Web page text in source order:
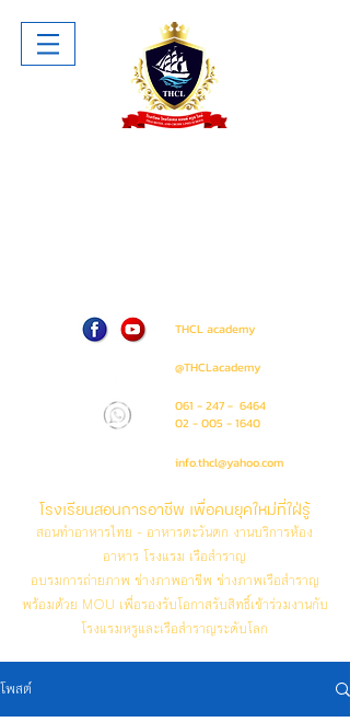
THCL academy
@THCLacademy
061 - 247 - 6464
02 - 005 - 1640
info.thcl@yahoo.com
โรงเรียนสอนการอาชีพ เพื่อคนยุคใหม่ที่ใฝ่รู้
สอนทำอาหารไทย - อาหารตะวันตก งานบริการห้อง
อาหาร โรงแรม เรือสำราญ
อบรมการถ่ายภาพ ช่างภาพอาชีพ ช่างภาพเรือสำราญ
พร้อมด้วย MOU เพื่อรองรับโอกาสรับสิทธิ์เข้าร่วมงานกับ
โรงแรมหรูและเรือสำราญระดับโลก
โพสต์